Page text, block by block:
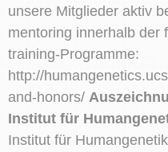
unsere Mitglieder aktiv
mentoring innerhalb der
training-Programme:
http://
and-honors/
Institut für
Institut für